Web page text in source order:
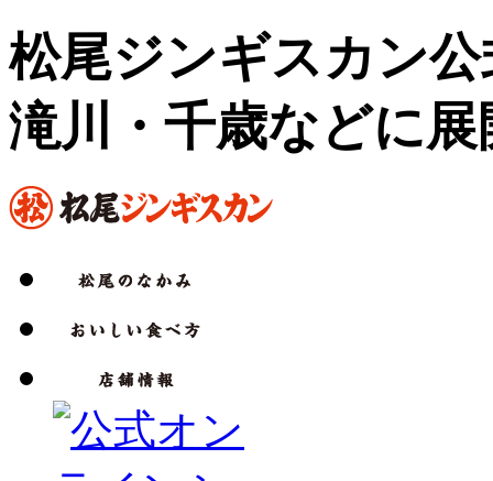
松尾ジンギスカン
滝川・千歳などに展